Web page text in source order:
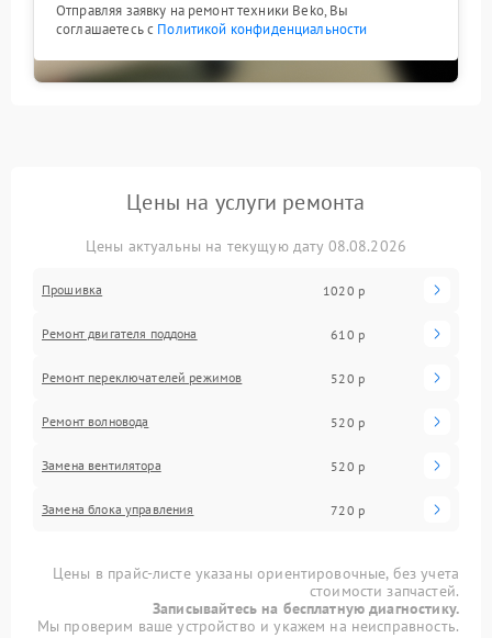
Отправляя заявку на ремонт техники Beko, Вы
соглашаетесь с Политикой конфиденциальности
Цены на услуги ремонта
Цены актуальны на текущую дату 08.08.2026
Прошивка 1020 р
Ремонт двигателя поддона 610 р
Ремонт переключателей режимов 520 р
Ремонт волновода 520 р
Замена вентилятора 520 р
Замена блока управления 720 р
Цены в прайс-листе указаны ориентировочные, без учета
стоимости запчастей.
Записывайтесь на бесплатную диагностику.
Мы проверим ваше устройство и укажем на неисправность.